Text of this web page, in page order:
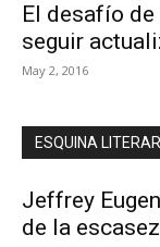
El desafío
seguir
May 2, 2016
ESQUINA
Jeffrey
de la